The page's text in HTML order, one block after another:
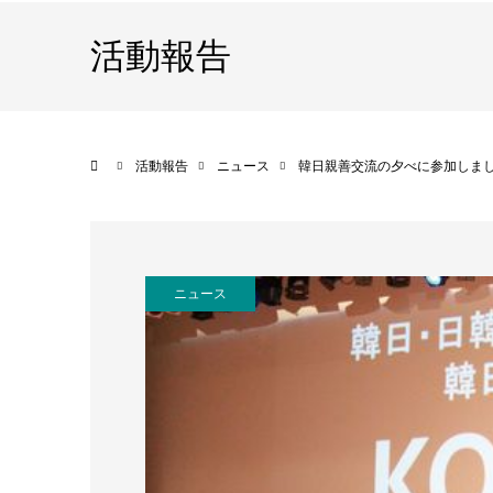
活動報告
活動報告 ニュース 韓日親善交流の夕べに参加しま
ニュース